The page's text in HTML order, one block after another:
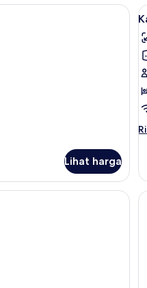
Suite Junior | Seprai premium,
Lihat harga